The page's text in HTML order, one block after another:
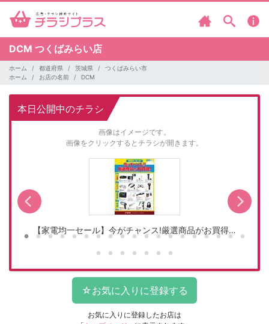
DCM つくばみらい店
ホーム 都道府県 茨城県
つくばみらい市
ホーム
お店の名前 DCM
本日公開中のチラシ
画像はイメージです。
画像をクリックするとチラシが開きます。
【家電均一セール】今がチャンス!厳選商品がお買得…
お気に入りに登録したお店は